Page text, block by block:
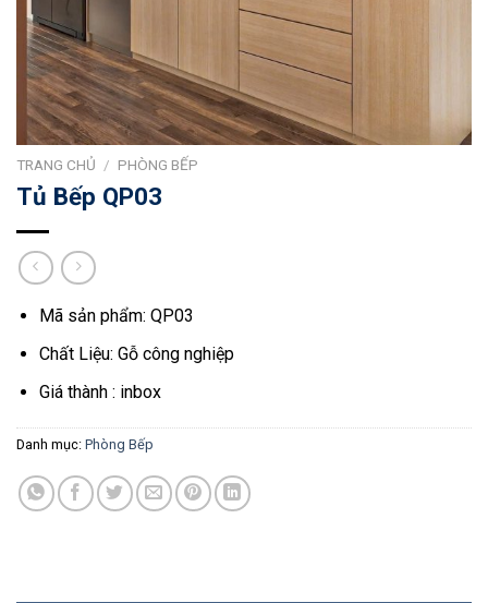
TRANG CHỦ / PHÒNG BẾP
Tủ Bếp QP03
Mã sản phẩm: QP03
Chất Liệu: Gỗ công nghiệp
Giá thành : inbox
Danh mục: Phòng Bếp